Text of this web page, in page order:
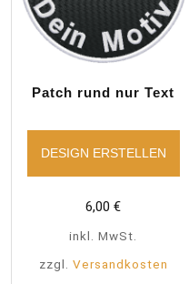
Patch rund nur Text
DESIGN ERSTELLEN
6,00€
inkl. MwSt.
zzgl. Versandkosten